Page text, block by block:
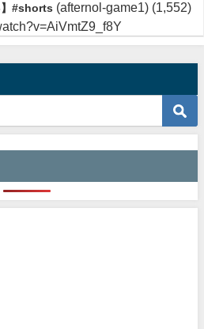
】#shorts (afternol-game1) (1,552)